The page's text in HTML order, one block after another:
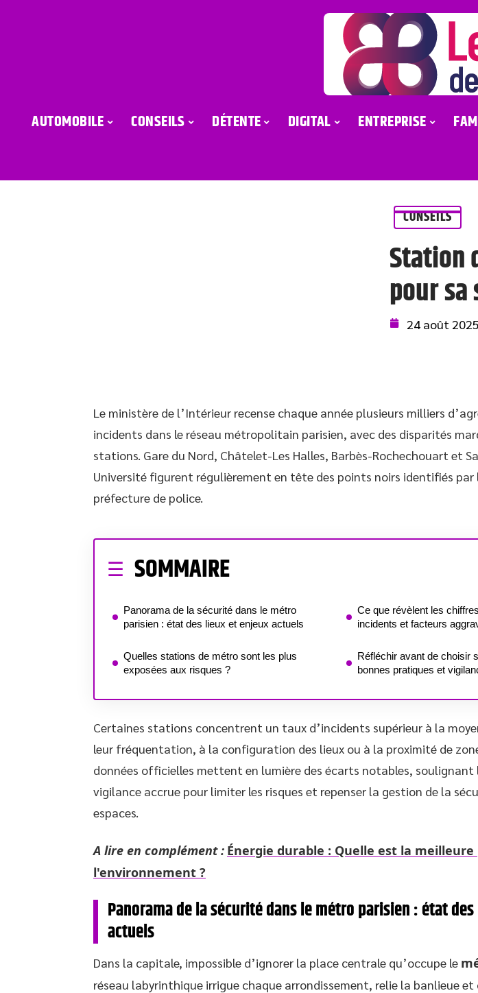
AUTOMOBILE CONSEILS DÉTENTE DIGITAL ENTREPRISE
CONSEILS
Station
pour sa
24 août 2025
Le ministère de l’Intérieur recense chaque année plusieurs milliers
incidents dans le réseau métropolitain parisien, avec des disparités
stations. Gare du Nord, Châtelet-Les Halles, Barbès-Rochechouart et
Université figurent régulièrement en tête des points noirs identifiés par
préfecture de police.
SOMMAIRE
Panorama de la sécurité dans le métro
parisien : état des lieux et enjeux actuels
Quelles stations de métro sont les plus
exposées aux risques ?
Ce que révèlent les
incidents et facteurs
Réfléchir avant de choisir
bonnes pratiques et
Certaines stations concentrent un taux d’incidents supérieur à la
leur fréquentation, à la configuration des lieux ou à la proximité de
données officielles mettent en lumière des écarts notables, soulignant
vigilance accrue pour limiter les risques et repenser la gestion de la
espaces.
A lire en complément : Énergie durable : Quelle est la
l'environnement ?
Panorama de la sécurité dans le métro parisien : état
actuels
Dans la capitale, impossible d’ignorer la place centrale qu’occupe le
réseau labyrinthique irrigue chaque arrondissement, relie la banlieue et